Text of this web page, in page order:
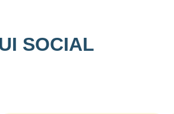
SOCIAL